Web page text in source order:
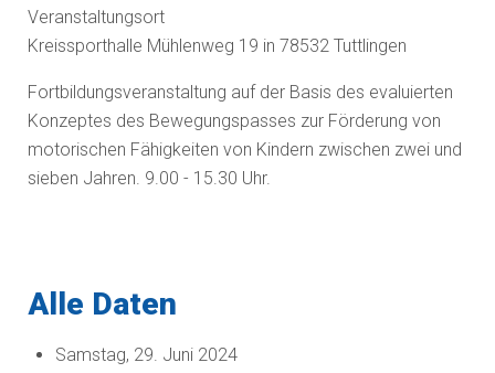
Veranstaltungsort
Kreissporthalle Mühlenweg 19 in 78532 Tuttlingen
Fortbildungsveranstaltung auf der Basis des evaluierten
Konzeptes des Bewegungspasses zur Förderung von
motorischen Fähigkeiten von Kindern zwischen zwei und
sieben Jahren. 9.00 - 15.30 Uhr.
Alle Daten
Samstag, 29. Juni 2024